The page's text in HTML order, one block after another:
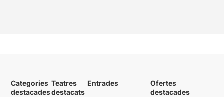
Categories
destacades
Teatres
destacats
Entrades
Ofertes
destacades